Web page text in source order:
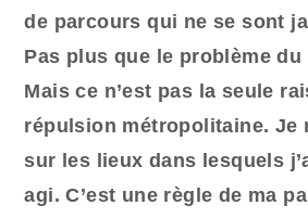
de parcours qui ne se sont
Pas plus que le problème
Mais ce n’est pas la seule
répulsion métropolitaine. Je
sur les lieux dans lesquels
agi. C’est une règle de ma